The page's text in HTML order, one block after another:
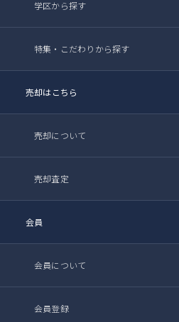
学区から探す
特集・こだわりから探す
売却はこちら
売却について
売却査定
会員
会員について
会員登録